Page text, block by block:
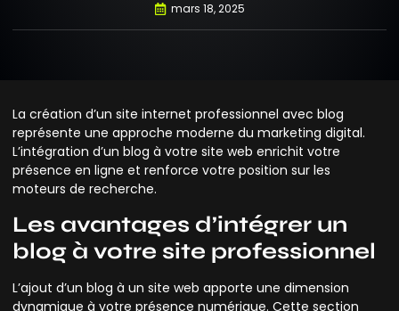
mars 18, 2025
La création d’un site internet professionnel avec blog
représente une approche moderne du marketing digital.
L’intégration d’un blog à votre site web enrichit votre
présence en ligne et renforce votre position sur les
moteurs de recherche.
Les avantages d’intégrer un
blog à votre site professionnel
L’ajout d’un blog à un site web apporte une dimension
dynamique à votre présence numérique. Cette section